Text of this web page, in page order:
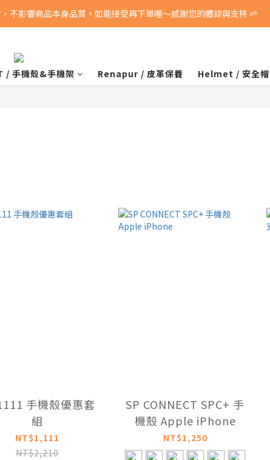
即享免運費
不影響商品本身品質。如能接受再下單喔～感謝您的體諒與支持 🌱
/ 手機殼&手機架 Renapur / 皮革保養 Helmet / 安全帽
手機殼優惠套
組
NT$1,111
NT$2,210
SP CONNECT SPC+ 手
機殼 Apple iPhone
NT$1,250